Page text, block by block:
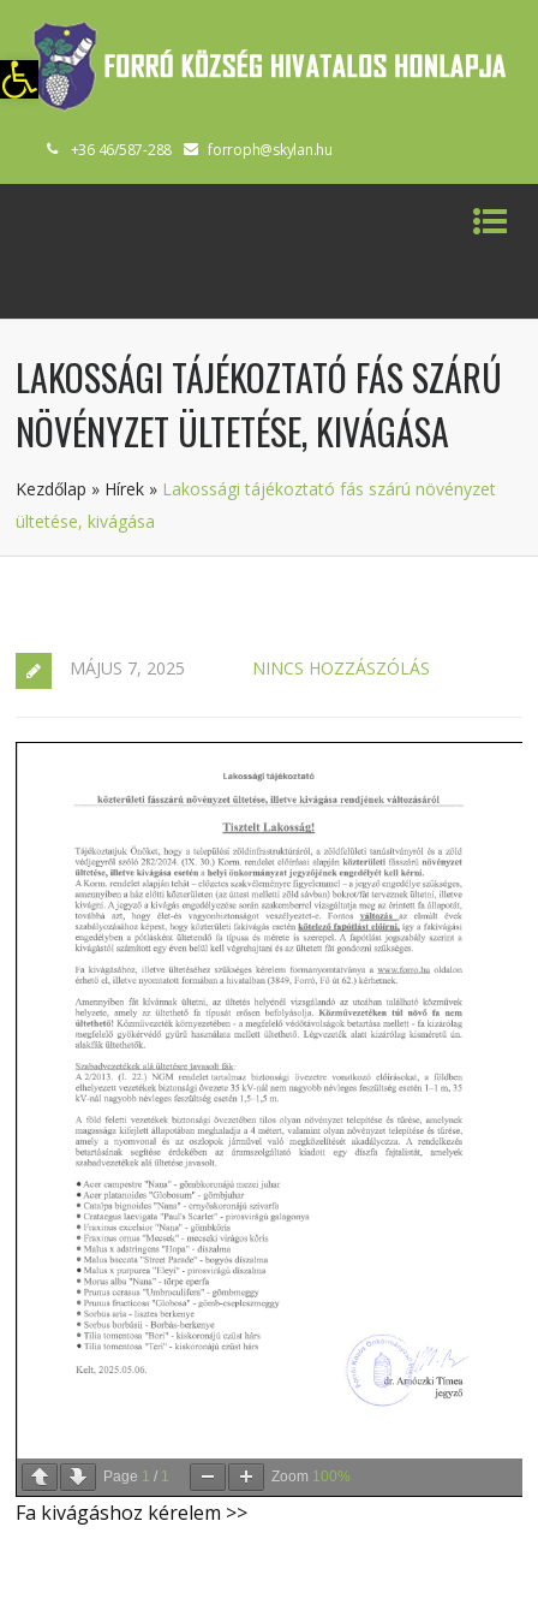
Eszköztár megnyitása
+36 46/587-288 forroph@skylan.hu
LAKOSSÁGI TÁJÉKOZTATÓ FÁS SZÁRÚ
NÖVÉNYZET ÜLTETÉSE, KIVÁGÁSA
Kezdőlap » Hírek » Lakossági tájékoztató fás szárú növényzet
ültetése, kivágása
MÁJUS 7, 2025 NINCS HOZZÁSZÓLÁS
Page 1 / 1 Zoom 100%
Fa kivágáshoz kérelem >>